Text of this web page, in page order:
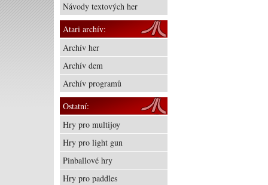
Návody textových her
Atari archív:
Archív her
Archív dem
Archív programů
Ostatní:
Hry pro multijoy
Hry pro light gun
Pinballové hry
Hry pro paddles